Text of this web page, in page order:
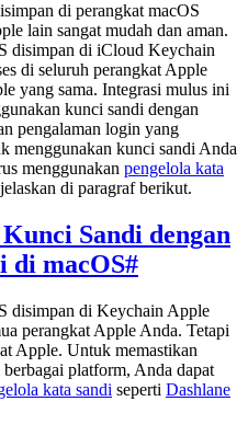
di perangkat macOS
lain sangat mudah dan aman.
disimpan di iCloud Keychain
di seluruh perangkat Apple
yang sama. Integrasi mulus ini
kunci sandi dengan
pengalaman login yang
menggunakan kunci sandi Anda
menggunakan pengelola kata
di paragraf berikut.
Sandi dengan
di macOS#
disimpan di Keychain Apple
perangkat Apple Anda. Tetapi
Apple. Untuk memastikan
platform, Anda dapat
kata sandi seperti Dashlane